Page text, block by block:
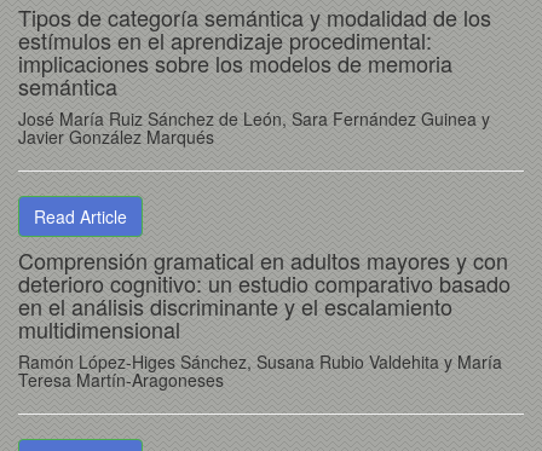
Tipos de categoría semántica y modalidad de los
estímulos en el aprendizaje procedimental:
implicaciones sobre los modelos de memoria
semántica
José María Ruiz Sánchez de León, Sara Fernández Guinea y
Javier González Marqués
Read Article
Comprensión gramatical en adultos mayores y con
deterioro cognitivo: un estudio comparativo basado
en el análisis discriminante y el escalamiento
multidimensional
Ramón López-Higes Sánchez, Susana Rubio Valdehita y María
Teresa Martín-Aragoneses